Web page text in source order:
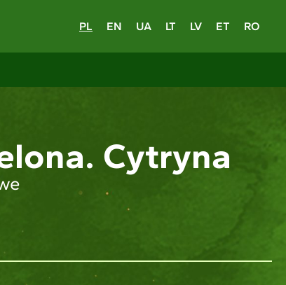
PL EN UA LT LV ET RO
Cytryna